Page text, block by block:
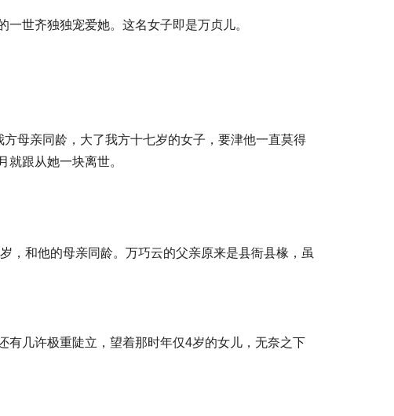
世齐独独宠爱她。这名女子即是万贞儿。
母亲同龄，大了我方十七岁的女子，要津他一直莫得
跟从她一块离世。
，和他的母亲同龄。万巧云的父亲原来是县衙县椽，虽
有几许极重陡立，望着那时年仅4岁的女儿，无奈之下